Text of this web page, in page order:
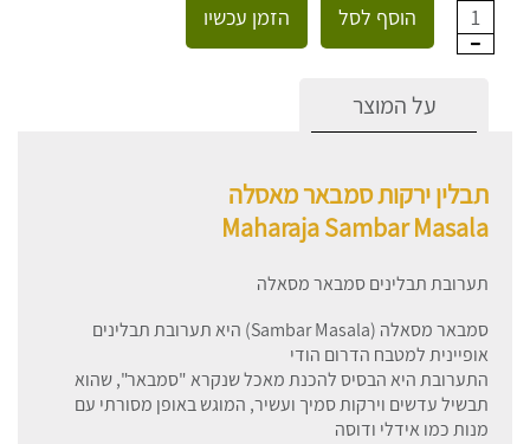
1 הוסף לסל הזמן עכשיו
על המוצר
תבלין ירקות סמבאר מאסלה
Maharaja Sambar Masala
תערובת תבלינים סמבאר מסאלה
סמבאר מסאלה (Sambar Masala) היא תערובת תבלינים
אופיינית למטבח הדרום הודי
התערובת היא הבסיס להכנת מאכל שנקרא "סמבאר", שהוא
תבשיל עדשים וירקות סמיך ועשיר, המוגש באופן מסורתי עם
מנות כמו אידלי ודוסה